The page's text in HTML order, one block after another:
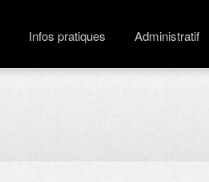
Infos pratiques Administratif